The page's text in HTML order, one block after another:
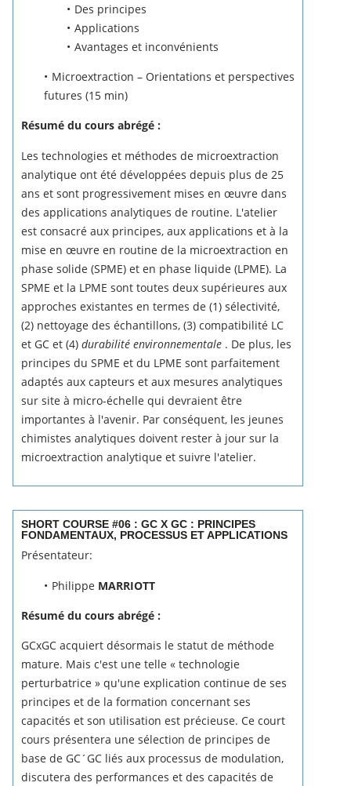
Des principes
Applications
Avantages et inconvénients
Microextraction – Orientations et perspectives
futures (15 min)
Résumé du cours abrégé :
Les technologies et méthodes de microextraction
analytique ont été développées depuis plus de 25
ans et sont progressivement mises en œuvre dans
des applications analytiques de routine. L'atelier
est consacré aux principes, aux applications et à la
mise en œuvre en routine de la microextraction en
phase solide (SPME) et en phase liquide (LPME). La
SPME et la LPME sont toutes deux supérieures aux
approches existantes en termes de (1) sélectivité,
(2) nettoyage des échantillons, (3) compatibilité LC
et GC et (4) durabilité environnementale . De plus, les
principes du SPME et du LPME sont parfaitement
adaptés aux capteurs et aux mesures analytiques
sur site à micro-échelle qui devraient être
importantes à l'avenir. Par conséquent, les jeunes
chimistes analytiques doivent rester à jour sur la
microextraction analytique et suivre l'atelier.
SHORT COURSE #06 : GC X GC : PRINCIPES
FONDAMENTAUX, PROCESSUS ET APPLICATIONS
Présentateur:
Philippe MARRIOTT
Résumé du cours abrégé :
GCxGC acquiert désormais le statut de méthode
mature. Mais c'est une telle « technologie
perturbatrice » qu'une explication continue de ses
principes et de la formation concernant ses
capacités et son utilisation est précieuse. Ce court
cours présentera une sélection de principes de
base de GC´GC liés aux processus de modulation,
discutera des performances et des capacités de